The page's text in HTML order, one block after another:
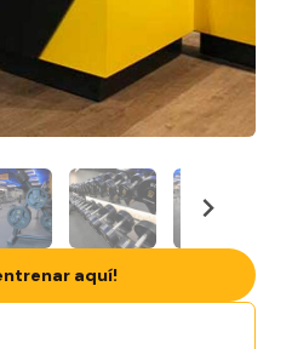
aquí!